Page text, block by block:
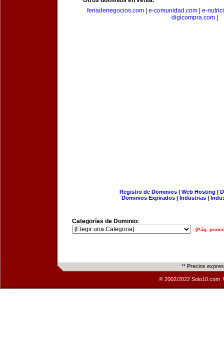
feriadenegocios.com| e-comunidad.com| e-
digicompra.com|
Registro de Dominios| Web Hosting |
Dominios Expirados | Industrias |
Categorías de Dominio:
[Pág.
** Precios
© 2002/2022 Solo10.com